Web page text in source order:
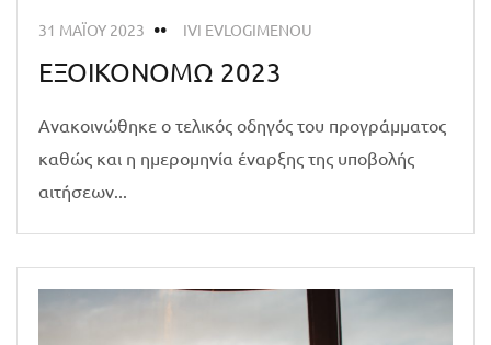
31 ΜΑΪ́ΟΥ 2023 IVI EVLOGIMENOU
ΕΞΟΙΚΟΝΟΜΩ 2023
Ανακοινώθηκε ο τελικός οδηγός του προγράμματος
καθώς και η ημερομηνία έναρξης της υποβολής
αιτήσεων...